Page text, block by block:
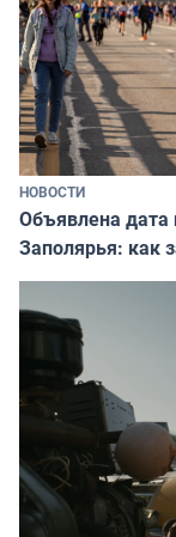
НОВОСТИ
Объявлена дата
Заполярья: как